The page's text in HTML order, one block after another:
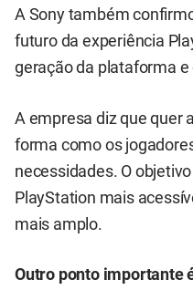
A Sony também
futuro da experiência
geração da plataforma
A empresa diz que quer
forma como os
necessidades. O
PlayStation mais
mais amplo.
Outro ponto importante